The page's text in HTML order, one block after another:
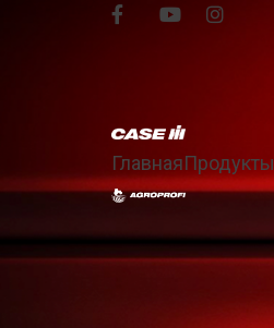
ГлавнаяПродукты